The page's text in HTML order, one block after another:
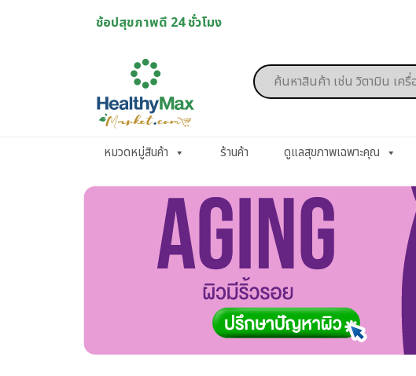
ช้อปสุขภาพดี 24 ชั่วโมง
Products
search
หมวดหมู่สินค้า ร้านค้า ดูแลสุขภาพเฉพาะคุณ